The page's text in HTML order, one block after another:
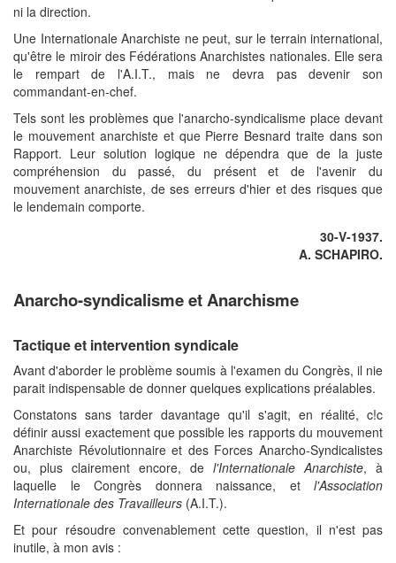
ni la direction.
Une Internationale Anarchiste ne peut, sur le terrain international,
qu'être le miroir des Fédérations Anarchistes nationales. Elle sera
le rempart de l'A.I.T., mais ne devra pas devenir son
commandant-en-chef.
Tels sont les problèmes que l'anarcho-syndicalisme place devant
le mouvement anarchiste et que Pierre Besnard traite dans son
Rapport. Leur solution logique ne dépendra que de la juste
compréhension du passé, du présent et de l'avenir du
mouvement anarchiste, de ses erreurs d'hier et des risques que
le lendemain comporte.
30-V-1937.
A. SCHAPIRO.
Anarcho-syndicalisme et Anarchisme
Tactique et intervention syndicale
Avant d'aborder le problème soumis à l'examen du Congrès, il nie
parait indispensable de donner quelques explications préalables.
Constatons sans tarder davantage qu'il s'agit, en réalité, c!c
définir aussi exactement que possible les rapports du mouvement
Anarchiste Révolutionnaire et des Forces Anarcho-Syndicalistes
ou, plus clairement encore, de l'Internationale Anarchiste, à
laquelle le Congrès donnera naissance, et l'Association
Internationale des Travailleurs (A.I.T.).
Et pour résoudre convenablement cette question, il n'est pas
inutile, à mon avis :